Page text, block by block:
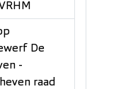
De
-
raad